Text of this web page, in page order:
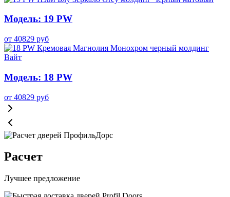
Модель: 19 PW
от 40829 руб
Модель: 18 PW
от 40829 руб
Расчет
Лучшее предложение